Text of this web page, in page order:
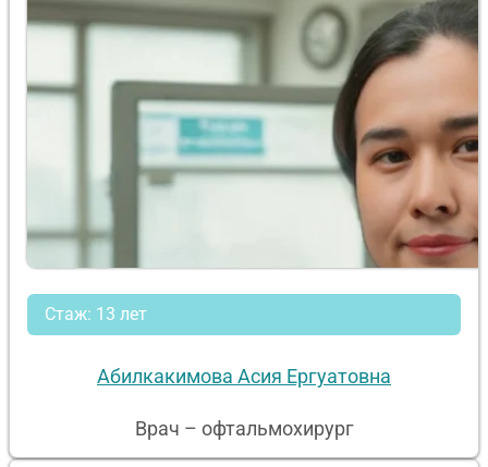
Стаж: 13 лет
Абилкакимова Асия Ергуатовна
Врач – офтальмохирург